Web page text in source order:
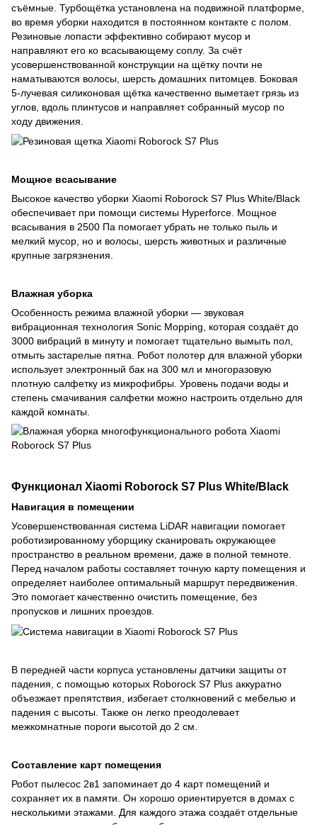
съёмные. Турбощётка установлена на подвижной платформе,
во время уборки находится в постоянном контакте с полом.
Резиновые лопасти эффективно собирают мусор и
направляют его ко всасывающему соплу. За счёт
усовершенствованной конструкции на щётку почти не
наматываются волосы, шерсть домашних питомцев. Боковая
5-лучевая силиконовая щётка качественно выметает грязь из
углов, вдоль плинтусов и направляет собранный мусор по
ходу движения.
Мощное всасывание
Высокое качество уборки Xiaomi Roborock S7 Plus White/Black
обеспечивает при помощи системы Hyperforce. Мощное
всасывания в 2500 Па помогает убрать не только пыль и
мелкий мусор, но и волосы, шерсть животных и различные
крупные загрязнения.
Влажная уборка
Особенность режима влажной уборки — звуковая
вибрационная технология Sonic Mopping, которая создаёт до
3000 вибраций в минуту и помогает тщательно вымыть пол,
отмыть застарелые пятна. Робот полотер для влажной уборки
использует электронный бак на 300 мл и многоразовую
плотную салфетку из микрофибры. Уровень подачи воды и
степень смачивания салфетки можно настроить отдельно для
каждой комнаты.
Функционал Xiaomi Roborock S7 Plus White/Black
Навигация в помещении
Усовершенствованная система LiDAR навигации помогает
роботизированному уборщику сканировать окружающее
пространство в реальном времени, даже в полной темноте.
Перед началом работы составляет точную карту помещения и
определяет наиболее оптимальный маршрут передвижения.
Это помогает качественно очистить помещение, без
пропусков и лишних проездов.
В передней части корпуса установлены датчики защиты от
падения, с помощью которых Roborock S7 Plus аккуратно
объезжает препятствия, избегает столкновений с мебелью и
падения с высоты. Также он легко преодолевает
межкомнатные пороги высотой до 2 см.
Составление карт помещения
Робот пылесос 2в1 запоминает до 4 карт помещений и
сохраняет их в памяти. Он хорошо ориентируется в домах с
несколькими этажами. Для каждого этажа создаёт отдельные